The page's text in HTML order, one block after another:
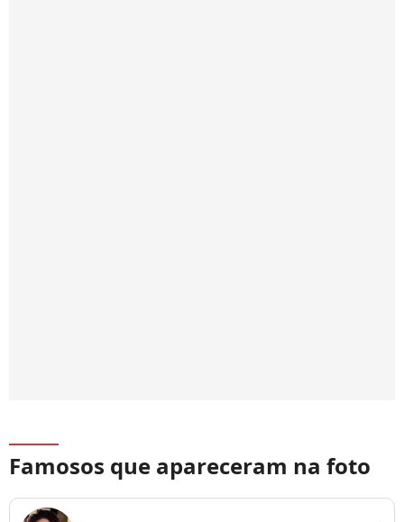
Famosos que apareceram na foto